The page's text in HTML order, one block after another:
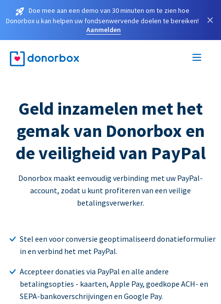
Doe mee aan een demo van 30 minuten om te zien hoe
Donorbox u kan helpen uw fondsenwervende doelen te bereiken!
Aanmelden
×
Geld inzamelen met het
gemak van Donorbox en
de veiligheid van PayPal
Donorbox maakt eenvoudig verbinding met uw PayPal-
account, zodat u kunt profiteren van een veilige
betalingsverwerker.
Stel een voor conversie geoptimaliseerd donatieformulier
in en verbind het met PayPal.
Accepteer donaties via PayPal en alle andere
betalingsopties - kaarten, Apple Pay, goedkope ACH- en
SEPA-bankoverschrijvingen en Google Pay.